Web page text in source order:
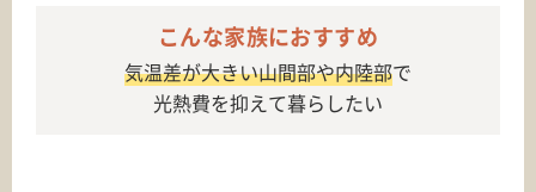
こんな家族におすすめ
気温差が大きい山間部や内陸部で
光熱費を抑えて暮らしたい